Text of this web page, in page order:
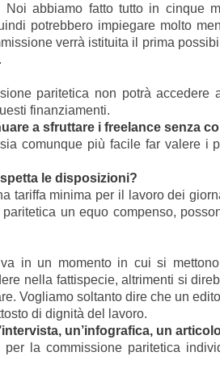
abbiamo fatto tutto in cinque
potrebbero impiegare molto
verrà istituita il prima
paritetica non potrà accedere
finanziamenti.
a sfruttare i freelance senza
comunque più facile far valere i
le disposizioni?
tariffa minima per il lavoro dei
un equo compenso,
in un momento in cui si
nella fattispecie, altrimenti si
Vogliamo soltanto dire che un
di dignità del lavoro.
un’infografica, un
la commissione paritetica